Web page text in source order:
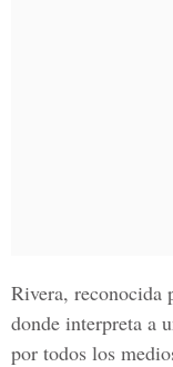
Rivera, reconocida
donde interpreta a
por todos los